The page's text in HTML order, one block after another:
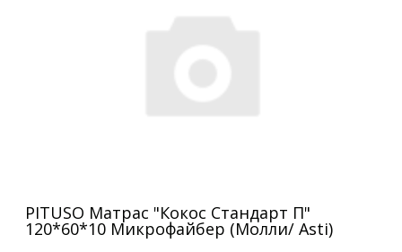
PITUSO Матрас "Кокос Стандарт П"
120*60*10 Микрофайбер (Молли/ Asti)